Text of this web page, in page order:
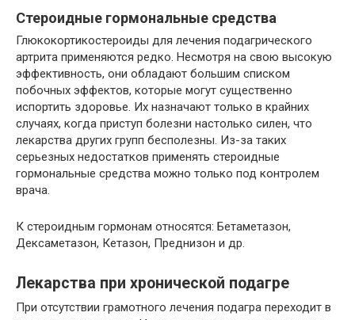
Стероидные гормональные средства
Глюкокортикостероиды для лечения подагрического
артрита применяются редко. Несмотря на свою высокую
эффективность, они обладают большим списком
побочных эффектов, которые могут существенно
испортить здоровье. Их назначают только в крайних
случаях, когда приступ болезни настолько силен, что
лекарства других групп бесполезны. Из-за таких
серьезных недостатков применять стероидные
гормональные средства можно только под контролем
врача.
К стероидным гормонам относятся: Бетаметазон,
Дексаметазон, Кетазон, Преднизон и др.
Лекарства при хронической подагре
При отсутствии грамотного лечения подагра переходит в